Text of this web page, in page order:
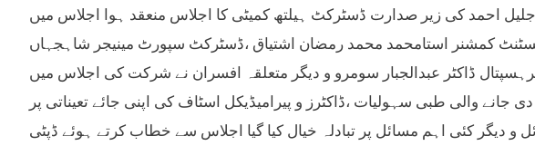
کمشنر استامحمد جلیل احمد کی زیر صدارت ڈسٹرکٹ ہیلتھ کمیٹی کا اجلاس منعقد ہوا اجلاس میں
کمشنر استامحمد محمد رمضان اشتیاق ،ڈسٹرکٹ سپورٹ مینیجر شاہجہاں
ڈاکٹر عبدالجبار سومرو و دیگر متعلقہ افسران نے شرکت کی اجلاس میں
جانے والی طبی سہولیات ،ڈاکٹرز و پیرامیڈیکل اسٹاف کی اپنی جائے تعیناتی پر
دیگر کئی اہم مسائل پر تبادلہ خیال کیا گیا اجلاس سے خطاب کرتے ہوئے ڈپٹی